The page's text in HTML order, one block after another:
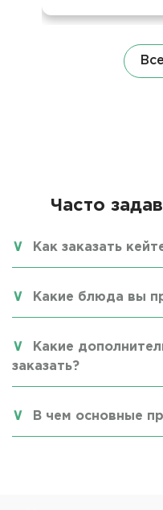
Часто
Как заказать
Какие блюда вы
Какие
заказать?
В чем основные